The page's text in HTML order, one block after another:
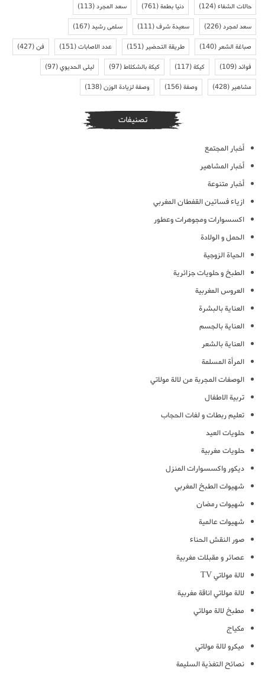
حالات الشفاء(124) دنيا بطمة(761) سعد المجرد(113)
سعد لمجرد(226) سعيدة شرف(111) سلمى رشيد(167)
صباغة الشعر(140) طريقة التحضير(151) عدد الاصابات(151) فن(427)
فوائد(109) كيكة(117) كيكة بالشكلاط(97) ليلى الحديوي(97)
مشاهير(428) وصفة(156) وصفة لزيادة الوزن(138)
تصنيفات
أخبار المجتمع
أخبار المشاهير
أخبار متنوعة
ازياء فساتين القفطان المغربي
اكسسوارات ومجوهرات وعطور
الحمل و الولادة
الحياة الزوجية
الطبخ و حلويات جزائرية
العروس المغربية
العناية بالبشرة
العناية بالجسم
العناية بالشعر
المرأة المسلمة
الوصفات المجربة من لالة مولاتي
تربية الاطفال
تعليم ربطات و لفات الحجاب
حلويات العيد
حلويات مغربية
ديكور واكسسوارات المنزل
شهيوات الطبخ المغربي
شهيوات رمضان
شهيوات عالمية
صور النقش الحناء
عصائر و مقبلات مغربية
لالة مولاتي TV
لالة مولاتي اناقة مغربية
مطبخ لالة مولاتي
مكياج
ميكرو لالة مولاتي
نصائح التغذية السليمة